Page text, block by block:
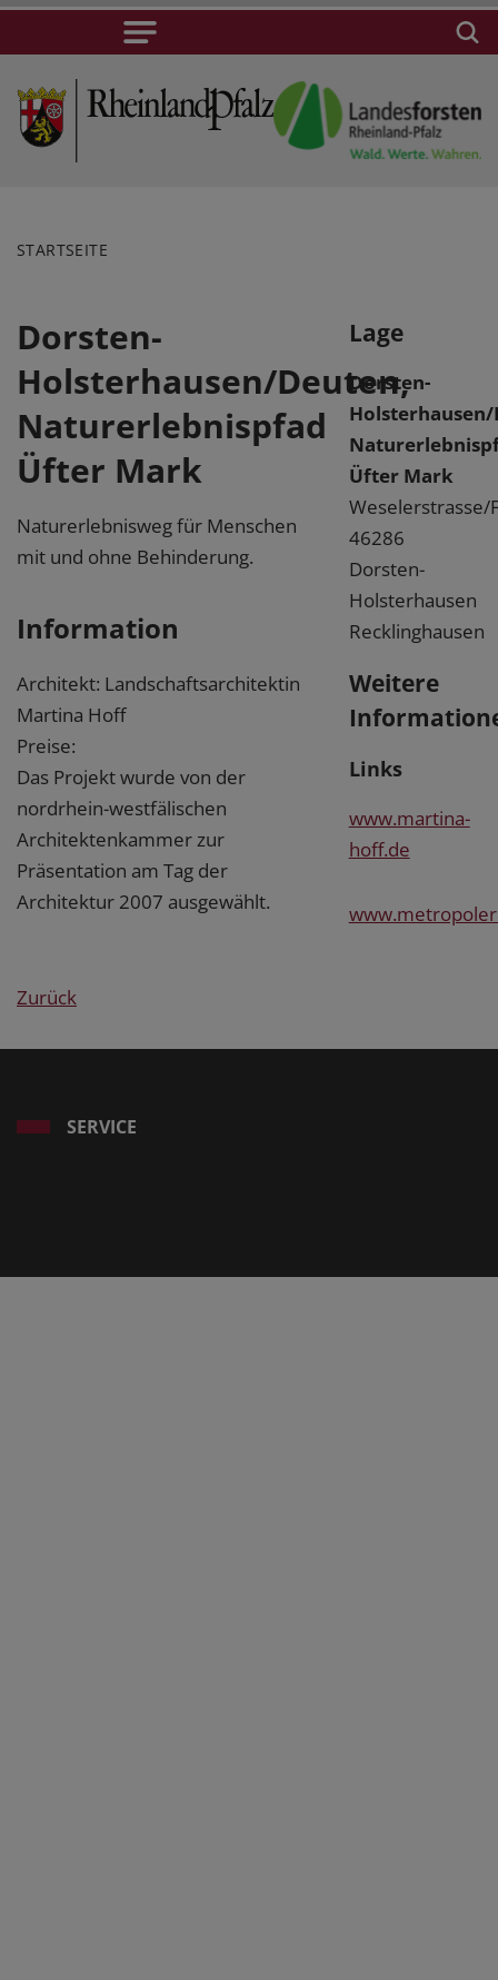
STARTSEITE
Dorsten-
Holsterhausen/Deuten,
Naturerlebnispfad
Üfter Mark
Naturerlebnisweg für Menschen
mit und ohne Behinderung.
Information
Architekt: Landschaftsarchitektin
Martina Hoff
Preise:
Das Projekt wurde von der
nordrhein-westfälischen
Architektenkammer zur
Präsentation am Tag der
Architektur 2007 ausgewählt.
Zurück
Lage
Dorsten-
Üfter Mark
Weselerstrasse/
46286
Dorsten-
Holsterhausen
Recklinghausen
Weitere
Links
www.martina-
hoff.de
SERVICE